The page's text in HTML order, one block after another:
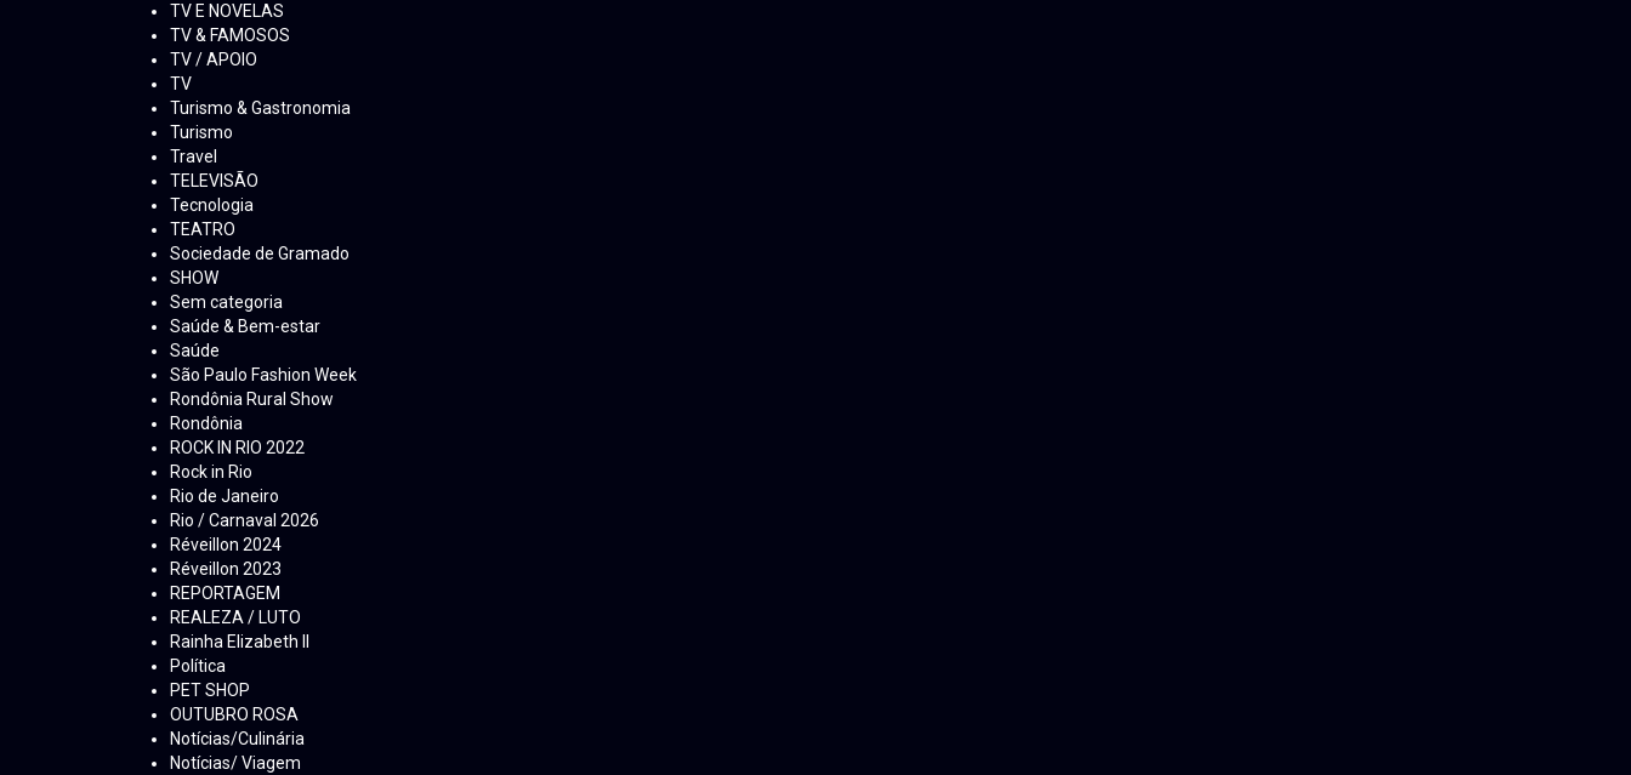
TV E NOVELAS
TV & FAMOSOS
TV / APOIO
TV
Turismo & Gastronomia
Turismo
Travel
TELEVISÃO
Tecnologia
TEATRO
Sociedade de Gramado
SHOW
Sem categoria
Saúde & Bem-estar
Saúde
São Paulo Fashion Week
Rondônia Rural Show
Rondônia
ROCK IN RIO 2022
Rock in Rio
Rio de Janeiro
Rio / Carnaval 2026
Réveillon 2024
Réveillon 2023
REPORTAGEM
REALEZA / LUTO
Rainha Elizabeth ll
Política
PET SHOP
OUTUBRO ROSA
Notícias/Culinária
Notícias/ Viagem